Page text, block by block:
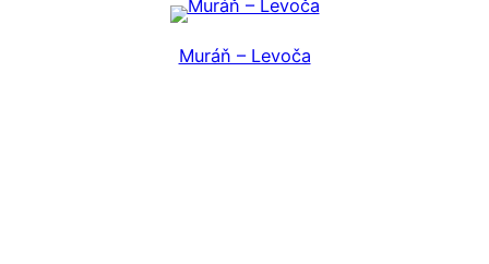
Muráň – Levoča